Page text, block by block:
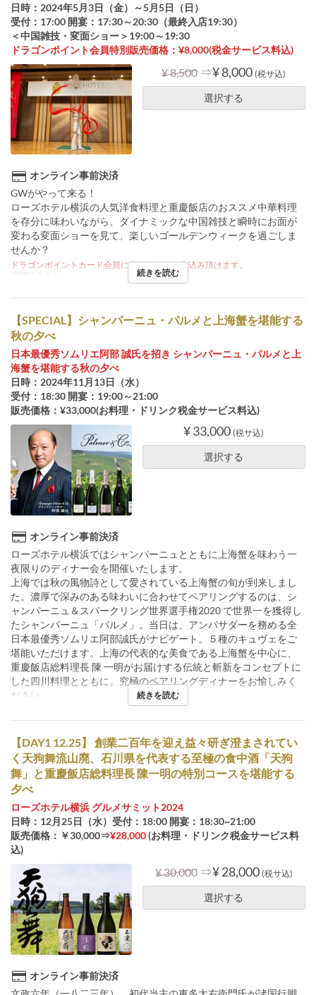
日時：2024年5月3日（金）～5月5日（日）
受付：17:00 開宴：17:30～20:30（最終入店19:30）
＜中国雑技・変面ショー＞19:00～19:30
ドラゴンポイント会員特別販売価格：¥8,000(税金サービス料込)
¥ 8,500 ⇒¥ 8,000 (税サ込)
選択する
オンライン事前決済
GWがやって来る！
ローズホテル横浜の人気洋食料理と重慶飯店のおススメ中華料理
を存分に味わいながら、ダイナミックな中国雑技と瞬時にお面が
変わる変面ショーを見て、楽しいゴールデンウィークを過ごしま
せんか？
ドラゴンポイントカード会員には当日でもお申込み頂けます。
詳細はこちら
続きを読む
【SPECIAL】シャンパーニュ・パルメと上海蟹を堪能する
秋の夕べ
日本最優秀ソムリエ阿部 誠氏を招き シャンパーニュ・パルメと上
海蟹を堪能する秋の夕べ
日時：2024年11月13日（水）
受付：18:30 開宴：19:00～21:00
販売価格：¥33,000(お料理・ドリンク税金サービス料込)
¥ 33,000 (税サ込)
選択する
オンライン事前決済
ローズホテル横浜ではシャンパーニュとともに上海蟹を味わう一
夜限りのディナー会を開催いたします。
上海では秋の風物詩として愛されている上海蟹の旬が到来しまし
た。濃厚で深みのある味わいに合わせてペアリングするのは、シ
ャンパーニュ＆スパークリング世界選手権2020 で世界一を獲得し
たシャンパーニュ「パルメ」。当日は、アンバサダーを務める全
日本最優秀ソムリエ阿部誠氏がナビゲート。５種のキュヴェをご
堪能いただけます。上海の代表的な美食である上海蟹を中心に、
重慶飯店総料理長 陳 一明がお届けする伝統と斬新をコンセプトに
した四川料理とともに。究極のペアリングディナーをお愉しみく
ださい。
続きを読む
【DAY1 12.25】 創業二百年を迎え益々研ぎ澄まされてい
く天狗舞流山廃、石川県を代表する至極の食中酒「天狗
舞」と重慶飯店総料理長 陳一明の特別コースを堪能する
夕べ
ローズホテル横浜 グルメサミット2024
日時：12月25日（水）受付：18:00 開宴：18:30~21:00
販売価格：￥30,000⇒¥28,000(お料理・ドリンク税金サービス料
込)
¥ 30,000 ⇒¥ 28,000 (税サ込)
選択する
オンライン事前決済